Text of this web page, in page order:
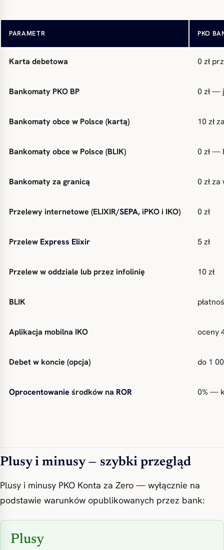
PARAMETR PKO
Opłata za prowadzenie 0 zł
Karta debetowa 0 zł
Bankomaty PKO BP 0 zł —
Bankomaty obce w Polsce (kartą) 10 zł
Bankomaty obce w Polsce (BLIK) 0 zł —
Bankomaty za granicą 0 zł
Przelewy internetowe (ELIXIR/SEPA, iPKO i IKO) 0 zł
Przelew Express Elixir 5 zł
Przelew w oddziale lub przez infolinię 10 zł
BLIK
Aplikacja mobilna IKO oceny
Debet w koncie (opcja) do 1
Oprocentowanie środków na ROR 0% —
Plusy i minusy — szybki przegląd
Plusy i minusy PKO Konta za Zero — wyłącznie na
podstawie warunków opublikowanych przez bank:
Plusy